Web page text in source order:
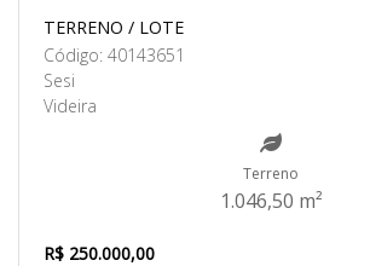
TERRENO / LOTE
Código: 40143651
Sesi
Videira
Terreno
1.046,50 m²
R$ 250.000,00